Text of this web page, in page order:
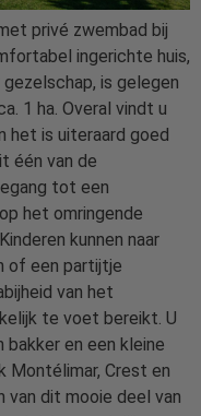
privé zwembad bij
ingerichte huis,
is gelegen
1 ha. Overal vindt u
het is uiteraard goed
één van de
tot een
het omringende
kunnen naar
of een partijtje
van het
te voet bereikt. U
bakker en een kleine
Montélimar, Crest en
van dit mooie deel van